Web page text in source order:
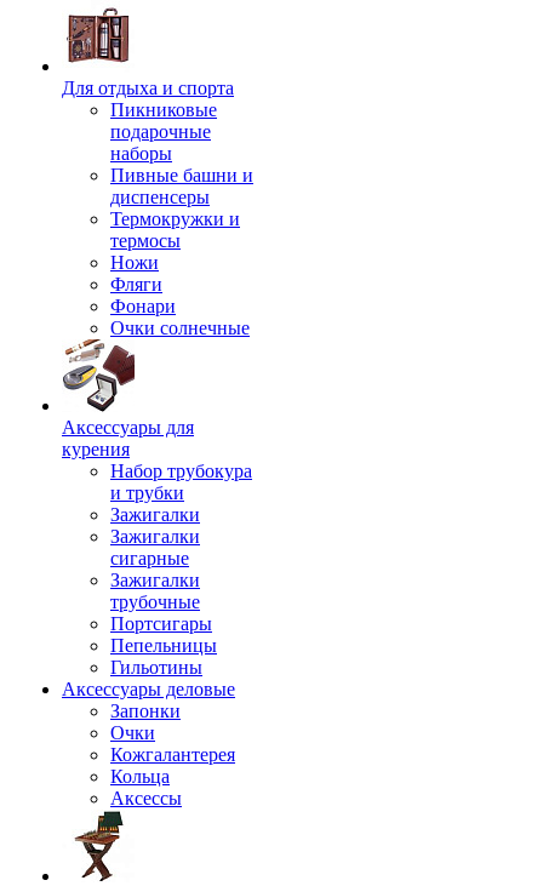
Для отдыха и спорта
Пикниковые
подарочные
наборы
Пивные башни и
диспенсеры
Термокружки и
термосы
Ножи
Фляги
Фонари
Очки солнечные
Аксессуары для
курения
Набор трубокура
и трубки
Зажигалки
Зажигалки
сигарные
Зажигалки
трубочные
Портсигары
Пепельницы
Гильотины
Аксессуары деловые
Запонки
Очки
Кожгалантерея
Кольца
Аксессы